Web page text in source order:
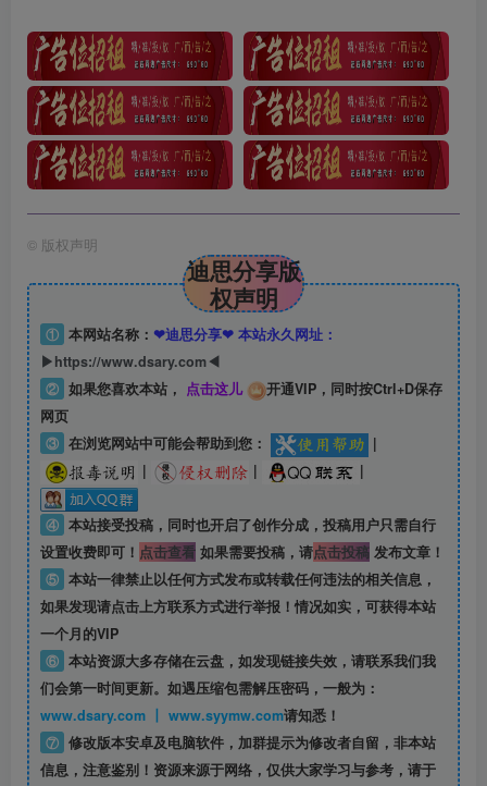
© 版权声明
迪思分享版
权声明
① 本网站名称： ❤迪思分享❤ 本站永久网址：
▶https://www.dsary.com◀
② 如果您喜欢本站， 点击这儿
开通VIP，同时按Ctrl+D保存
网页
③ 在浏览网站中可能会帮助到您：
|
|
| |
④ 本站接受投稿，同时也开启了创作分成，投稿用户只需自行
设置收费即可！ 点击查看如果需要投稿，请点击投稿发布文章！
⑤ 本站一律禁止以任何方式发布或转载任何违法的相关信息，
如果发现请点击上方联系方式进行举报！情况如实，可获得本站
一个月的VIP
⑥ 本站资源大多存储在云盘，如发现链接失效，请联系我们我
们会第一时间更新。如遇压缩包需解压密码，一般为：
www.dsary.com 丨 www.syymw.com请知悉！
⑦ 修改版本安卓及电脑软件，加群提示为修改者自留， 非本站
信息，注意鉴别！资源来源于网络，仅供大家学习与参考，请于